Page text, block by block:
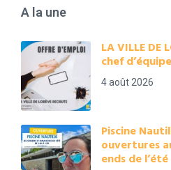
A la une
LA VILLE DE
chef
4 août 2026
Piscine
ouvertures
ends de l’été